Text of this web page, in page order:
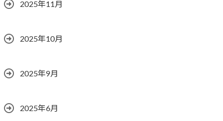
2025年11月
2025年10月
2025年9月
2025年6月